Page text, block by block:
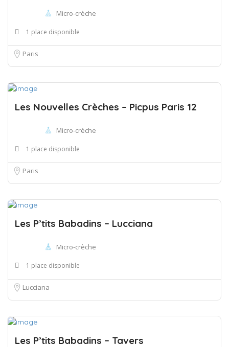
Micro-crèche
1 place disponible
Paris
Les Nouvelles Crèches – Picpus Paris 12
Micro-crèche
1 place disponible
Paris
Les P’tits Babadins – Lucciana
Micro-crèche
1 place disponible
Lucciana
Les P’tits Babadins – Tavers